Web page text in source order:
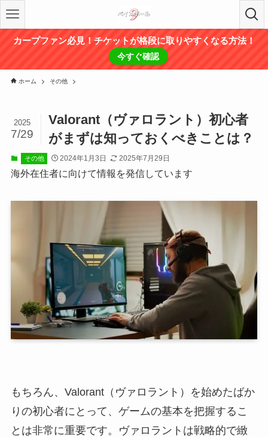
カープファン必見！チケットが格段に取りやすくなる方法！
今すぐ確認
ホーム その他
Valorant（ヴァロラント）初心者
がまずは知っておくべきことは？
2025
7/29
その他 2024年1月3日 2025年7月29日
海外在住者に向けて情報を発信しています
もちろん、Valorant（ヴァロラント）を始めたばか
りの初心者にとって、ゲームの基本を把握するこ
とは非常に重要です。ヴァロラントは戦略的で緻